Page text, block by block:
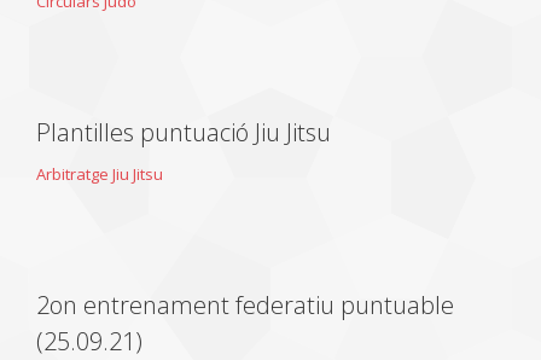
Plantilles puntuació Jiu Jitsu
Arbitratge Jiu Jitsu
2on entrenament federatiu puntuable
(25.09.21)